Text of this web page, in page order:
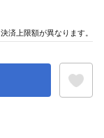
済上限額が異なります。